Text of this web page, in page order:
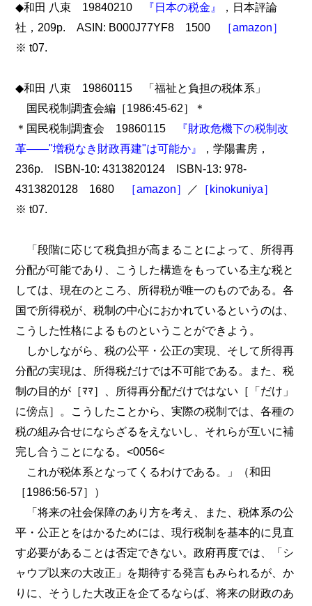
◆和田 八束 19840210 『日本の税金』
，日本評論
社，209p. ASIN: B000J77YF8 1500
［amazon］
※ t07.
◆和田 八束 19860115 「福祉と負担の税体系」
国民税制調査会編［1986:45-62］＊
＊国民税制調査会 19860115
『財政危機下の税制改
革――"増税なき財政再建"は可能か』
，学陽書房，
236p. ISBN-10: 4313820124 ISBN-13: 978-
4313820128 1680
［amazon］ ／
［kinokuniya］
※ t07.
「段階に応じて税負担が高まることによって、所得再
分配が可能であり、こうした構造をもっている主な税と
しては、現在のところ、所得税が唯一のものである。各
国で所得税が、税制の中心におかれているというのは、
こうした性格によるものということができよう。
しかしながら、税の公平・公正の実現、そして所得再
分配の実現は、所得税だけでは不可能である。また、税
制の目的が［ﾏﾏ］、所得再分配だけではない［「だけ」
に傍点］。こうしたことから、実際の税制では、各種の
税の組み合せにならざるをえないし、それらが互いに補
完し合うことになる。<0056<
これが税体系となってくるわけである。」（和田
［1986:56-57］）
「将来の社会保障のあり方を考え、また、税体系の公
平・公正とをはかるためには、現行税制を基本的に見直
す必要があることは否定できない。政府再度では、「シ
ャウプ以来の大改正」を期待する発言もみられるが、か
りに、そうした大改正を企てるならば、将来の財政のあ